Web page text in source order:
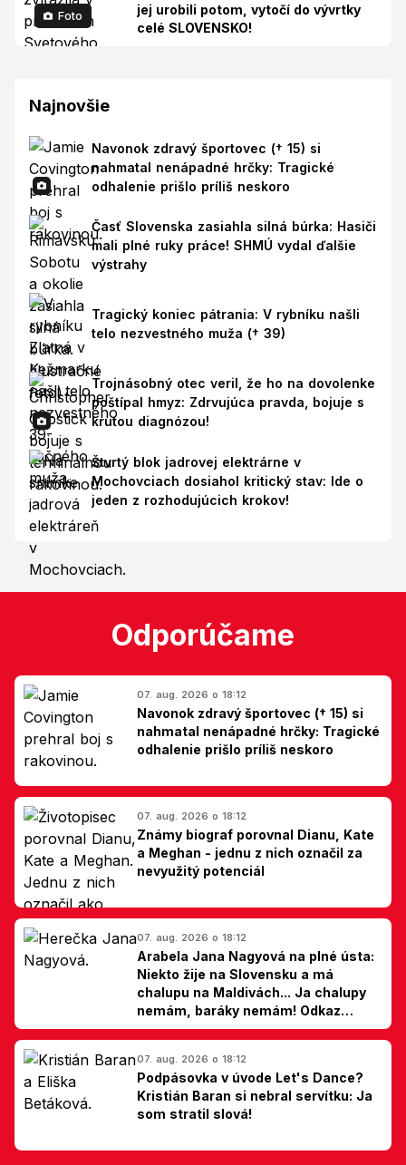
Foto
jej urobili potom, vytočí do vývrtky
celé SLOVENSKO!
Najnovšie
Navonok zdravý športovec († 15) si
nahmatal nenápadné hrčky: Tragické
odhalenie prišlo príliš neskoro
Časť Slovenska zasiahla silná búrka: Hasiči
mali plné ruky práce! SHMÚ vydal ďalšie
výstrahy
Tragický koniec pátrania: V rybníku našli
telo nezvestného muža († 39)
Trojnásobný otec veril, že ho na dovolenke
poštípal hmyz: Zdrvujúca pravda, bojuje s
krutou diagnózou!
Štvrtý blok jadrovej elektrárne v
Mochovciach dosiahol kritický stav: Ide o
jeden z rozhodujúcich krokov!
Odporúčame
07. aug. 2026 o 18:12
Navonok zdravý športovec († 15) si
nahmatal nenápadné hrčky: Tragické
odhalenie prišlo príliš neskoro
07. aug. 2026 o 18:12
Známy biograf porovnal Dianu, Kate
a Meghan - jednu z nich označil za
nevyužitý potenciál
07. aug. 2026 o 18:12
Arabela Jana Nagyová na plné ústa:
Niekto žije na Slovensku a má
chalupu na Maldivách... Ja chalupy
nemám, baráky nemám! Odkaz
Slovákom
07. aug. 2026 o 18:12
Podpásovka v úvode Let's Dance?
Kristián Baran si nebral servítku: Ja
som stratil slová!